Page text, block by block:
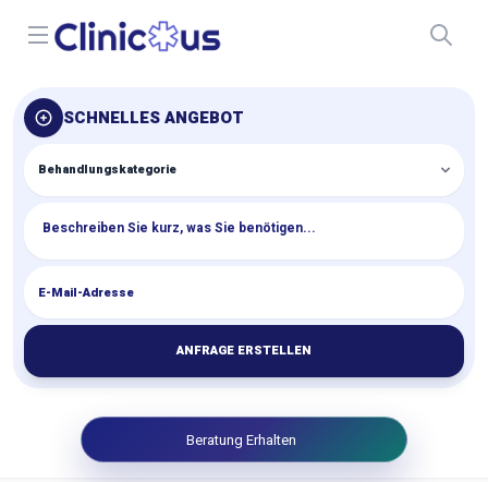
Open menu
SCHNELLES ANGEBOT
ANFRAGE ERSTELLEN
Beratung Erhalten